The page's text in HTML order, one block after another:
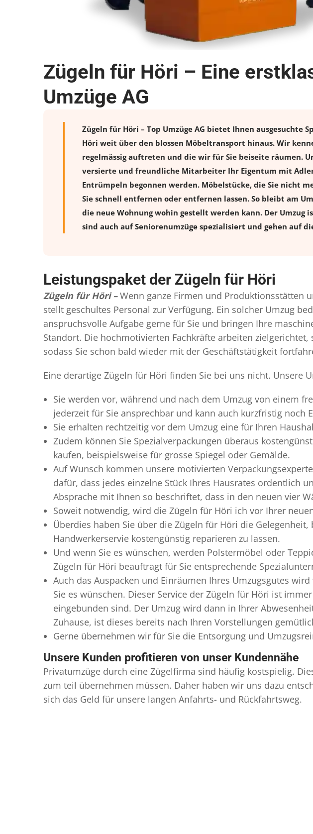
Zügeln für Höri – Eine
Umzüge AG
Zügeln für Höri – Top Umzüge AG bietet Ihnen ausgesuchte
Höri weit über den blossen Möbeltransport hinaus. Wir
regelmässig auftreten und die wir für Sie beiseite räumen.
versierte und freundliche Mitarbeiter Ihr Eigentum mit
Entrümpeln begonnen werden. Möbelstücke, die Sie nicht
Sie schnell entfernen oder entfernen lassen. So bleibt am
die neue Wohnung wohin gestellt werden kann. Der
sind auch auf Seniorenumzüge spezialisiert und gehen auf
Leistungspaket der Zügeln für Höri
Zügeln für Höri – Wenn ganze Firmen und Produktionsstätten
stellt geschultes Personal zur Verfügung. Ein solcher Umzug
anspruchsvolle Aufgabe gerne für Sie und bringen Ihre
Standort. Die hochmotivierten Fachkräfte arbeiten
sodass Sie schon bald wieder mit der Geschäftstätigkeit
Eine derartige Zügeln für Höri finden Sie bei uns nicht. Unsere
Sie werden vor, während und nach dem Umzug von einem
jederzeit für Sie ansprechbar und kann auch kurzfristig
Sie erhalten rechtzeitig vor dem Umzug eine für Ihren
Zudem können Sie Spezialverpackungen überaus
kaufen, beispielsweise für grosse Spiegel oder Gemälde.
Auf Wunsch kommen unsere motivierten
dafür, dass jedes einzelne Stück Ihres Hausrates ordentlich
Absprache mit Ihnen so beschriftet, dass in den neuen vier
Soweit notwendig, wird die Zügeln für Höri ich vor Ihrer
Überdies haben Sie über die Zügeln für Höri die
Handwerkerservie kostengünstig reparieren zu lassen.
Und wenn Sie es wünschen, werden Polstermöbel oder
Zügeln für Höri beauftragt für Sie entsprechende
Auch das Auspacken und Einräumen Ihres Umzugsgutes
Sie es wünschen. Dieser Service der Zügeln für Höri ist
eingebunden sind. Der Umzug wird dann in Ihrer
Zuhause, ist dieses bereits nach Ihren Vorstellungen
Gerne übernehmen wir für Sie die Entsorgung und
Unsere Kunden profitieren von unser Kundennähe
Privatumzüge durch eine Zügelfirma sind häufig kostspielig.
zum teil übernehmen müssen. Daher haben wir uns dazu
sich das Geld für unsere langen Anfahrts- und Rückfahrtsweg.